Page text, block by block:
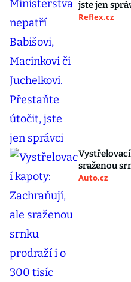
jste jen
Reflex.cz
sraženou
Auto.cz